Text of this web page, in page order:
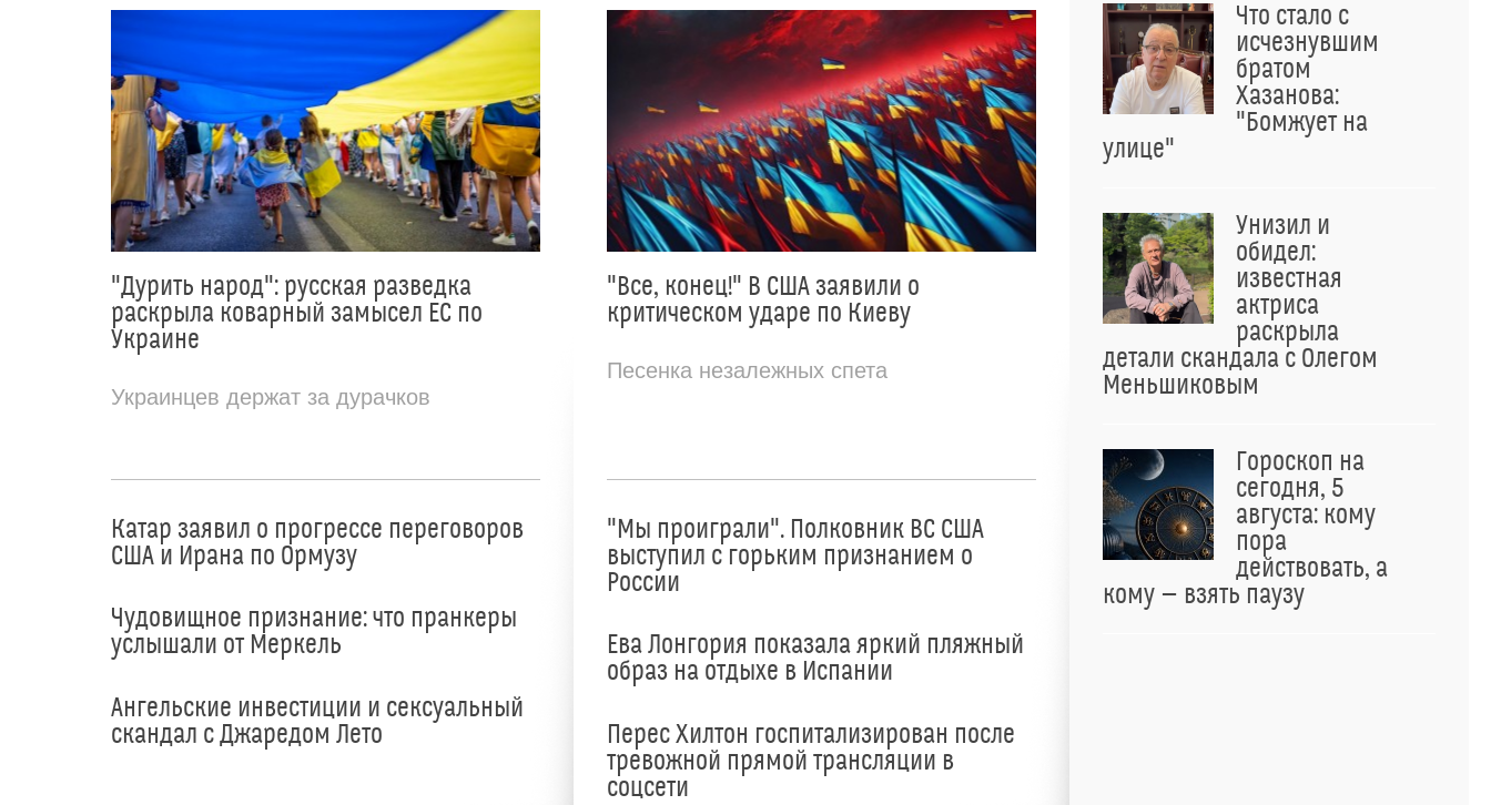
"Дурить народ": русская разведка
раскрыла коварный замысел ЕС по
Украине
Украинцев держат за дурачков
Катар заявил о прогрессе переговоров
США и Ирана по Ормузу
Чудовищное признание: что пранкеры
услышали от Меркель
Ангельские инвестиции и сексуальный
скандал с Джаредом Лето
"Все, конец!" В США заявили о
критическом ударе по Киеву
Песенка незалежных спета
"Мы проиграли". Полковник ВС США
выступил с горьким признанием о
России
Ева Лонгория показала яркий пляжный
образ на отдыхе в Испании
Перес Хилтон госпитализирован после
тревожной прямой трансляции в
соцсети
Что стало с
исчезнувшим
братом
Хазанова:
"Бомжует на
улице"
Унизил и
обидел:
известная
актриса
раскрыла
детали скандала с Олегом
Меньшиковым
Гороскоп на
сегодня, 5
августа: кому
пора
действовать, а
кому — взять паузу